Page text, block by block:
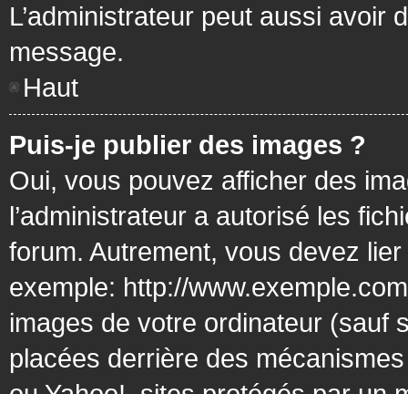
L’administrateur peut aussi avoir
message.
Haut
Puis-je publier des images ?
Oui, vous pouvez afficher des
l’administrateur a autorisé les
forum. Autrement, vous devez
exemple: http://
images de votre ordinateur (sauf
placées derrière des